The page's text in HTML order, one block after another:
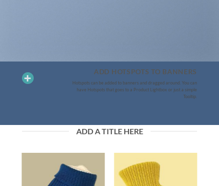
ADD HOTSPOTS TO BANNERS
Hotspots can be added to banners and dragged around. You can
have Hotspots that goes to a Product Lightbox or just a simple
Tooltip.
ADD A TITLE HERE